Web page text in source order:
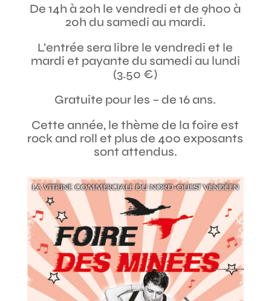
De 14h à 20h le vendredi et de 9h00 à
20h du samedi au mardi.
L’entrée sera libre le vendredi et le
mardi et payante du samedi au lundi
(3.50 €)
Gratuite pour les – de 16 ans.
Cette année, le thème de la foire est
rock and roll et plus de 400 exposants
sont attendus.